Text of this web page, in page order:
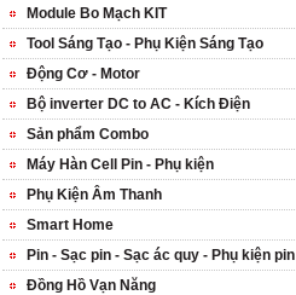
Module Bo Mạch KIT
Tool Sáng Tạo - Phụ Kiện Sáng Tạo
Động Cơ - Motor
Bộ inverter DC to AC - Kích Điện
Sản phẩm Combo
Máy Hàn Cell Pin - Phụ kiện
Phụ Kiện Âm Thanh
Smart Home
Pin - Sạc pin - Sạc ác quy - Phụ kiện pin
Đồng Hồ Vạn Năng